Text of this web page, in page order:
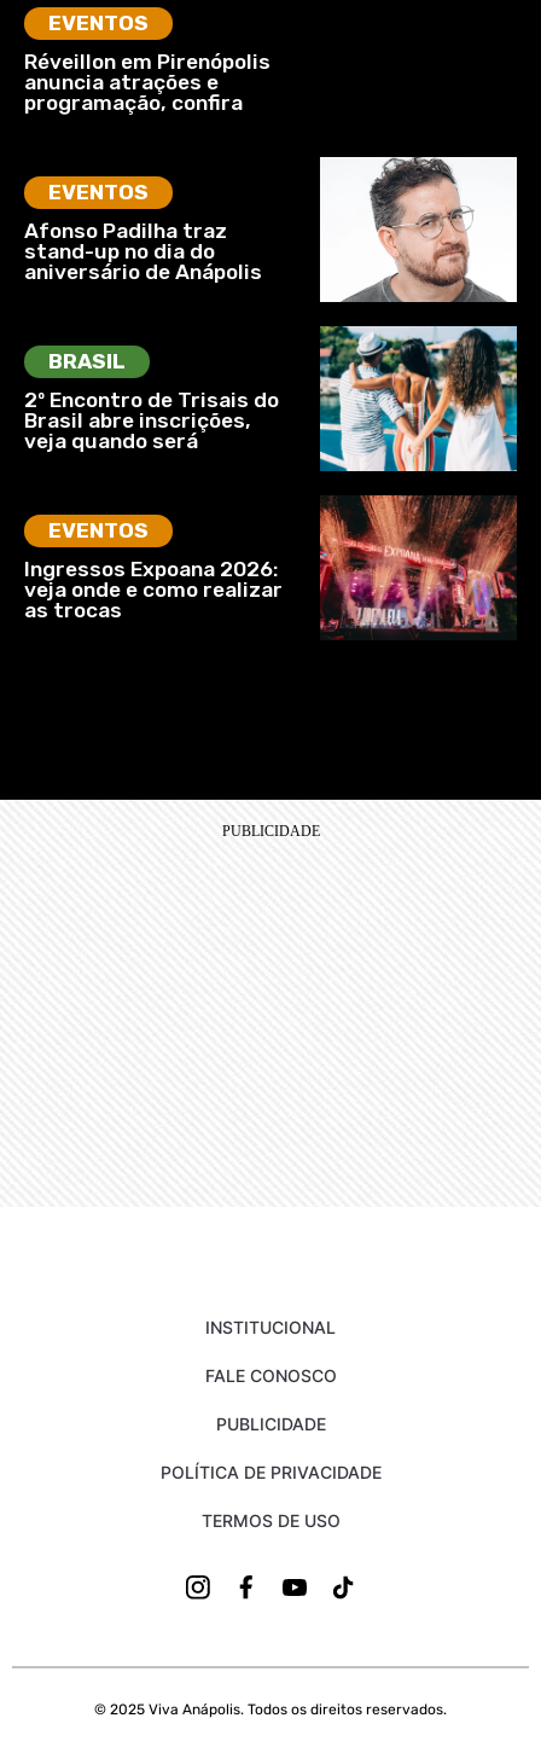
EVENTOS
Réveillon em Pirenópolis
anuncia atrações e
programação, confira
EVENTOS
Afonso Padilha traz
stand-up no dia do
aniversário de Anápolis
BRASIL
2º Encontro de Trisais do
Brasil abre inscrições,
veja quando será
EVENTOS
Ingressos Expoana 2026:
veja onde e como realizar
as trocas
INSTITUCIONAL
FALE CONOSCO
PUBLICIDADE
POLÍTICA DE PRIVACIDADE
TERMOS DE USO
© 2025 Viva Anápolis. Todos os direitos reservados.